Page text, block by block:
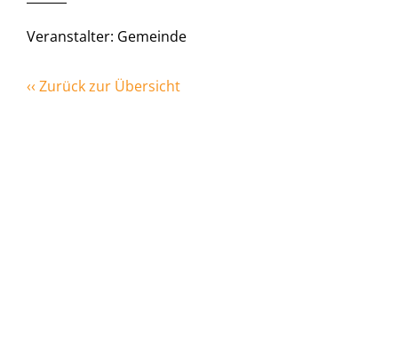
Veranstalter: Gemeinde
‹‹ Zurück zur Übersicht